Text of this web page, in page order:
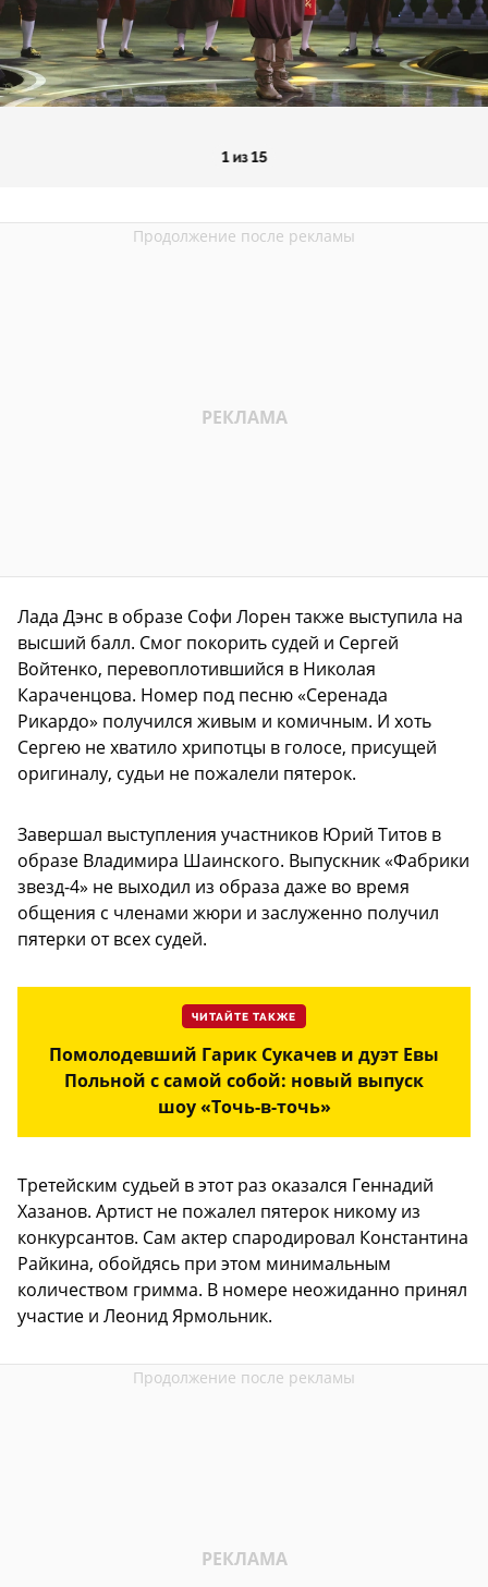
1 из 15
Лада Дэнс в образе Софи Лорен также выступила на
высший балл. Смог покорить судей и Сергей
Войтенко, перевоплотившийся в Николая
Караченцова. Номер под песню «Серенада
Рикардо» получился живым и комичным. И хоть
Сергею не хватило хрипотцы в голосе, присущей
оригиналу, судьи не пожалели пятерок.
Завершал выступления участников Юрий Титов в
образе Владимира Шаинского. Выпускник «Фабрики
звезд-4» не выходил из образа даже во время
общения с членами жюри и заслуженно получил
пятерки от всех судей.
ЧИТАЙТЕ ТАКЖЕ
Помолодевший Гарик Сукачев и дуэт Евы
Польной с самой собой: новый выпуск
шоу «Точь-в-точь»
Третейским судьей в этот раз оказался Геннадий
Хазанов. Артист не пожалел пятерок никому из
конкурсантов. Сам актер спародировал Константина
Райкина, обойдясь при этом минимальным
количеством гримма. В номере неожиданно принял
участие и Леонид Ярмольник.